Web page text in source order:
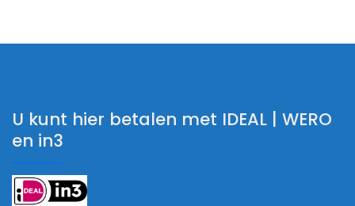
U kunt hier betalen met IDEAL | WERO
en in3